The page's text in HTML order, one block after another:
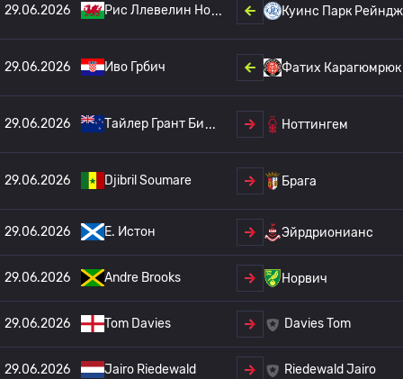
29.06.2026 Рис Ллевелин Но Куинс Парк
29.06.2026 Иво Грбич Фатих Карагюмрюк
29.06.2026 Тайлер Грант Би Ноттингем
29.06.2026 Djibril Soumare Брага
29.06.2026 E. Истон Эйрдрионианс
29.06.2026 Andre Brooks Норвич
29.06.2026 Tom Davies Davies Tom
29.06.2026 Jairo Riedewald Riedewald Jairo